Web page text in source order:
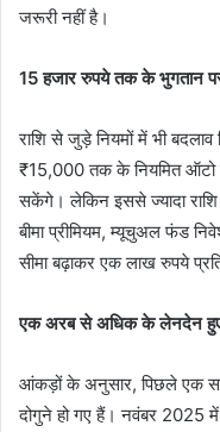
जरूरी नहीं है।
15 हजार रुपये तक के भुगतान
राशि से जुड़े नियमों में भी
₹15,000 तक के नियमित ऑटो
सकेंगे। लेकिन इससे ज्यादा राशि
बीमा प्रीमियम, म्यूचुअल फंड
सीमा बढ़ाकर एक लाख रुपये
एक अरब से अधिक के लेनदेन
आंकड़ों के अनुसार, पिछले एक
दोगुने हो गए हैं। नवंबर 2025 में